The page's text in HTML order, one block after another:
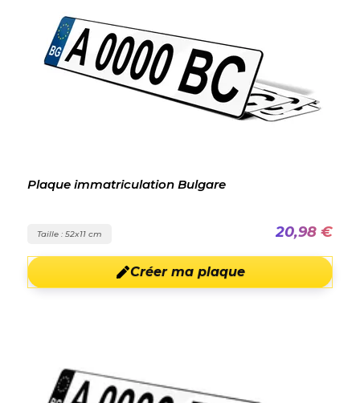
Plaque immatriculation Bulgare
Taille : 52x11 cm 20,98 €
Créer ma plaque